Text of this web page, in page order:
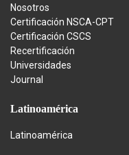
Nosotros
Certificación NSCA-CPT
Certificación CSCS
Recertificación
Universidades
Journal
Latinoamérica
Latinoamérica